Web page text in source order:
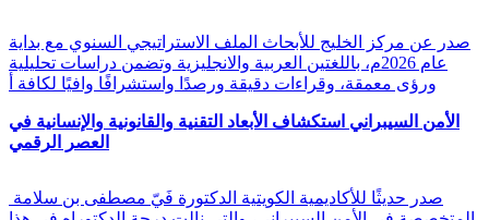
صدر عن مركز الخليج للأبحاث الملف الاستراتيجي السنوي مع بداية
عام 2026م، باللغتين العربية والانجليزية وتضمن دراسات تحليلية
ورؤى معمقة، وقراءات دقيقة ورصدًا واستشرافًا وافيًا لكافة أ
الأمن السيبراني استكشاف الأبعاد التقنية والقانونية والإنسانية في
العصر الرقمي